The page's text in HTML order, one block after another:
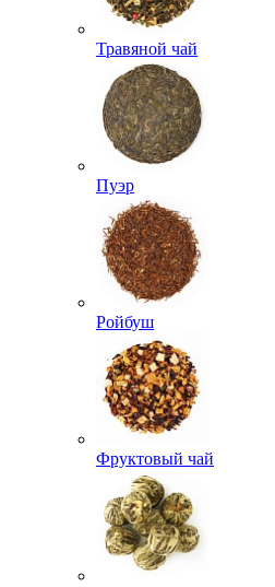
Травяной чай
Пуэр
Ройбуш
Фруктовый чай